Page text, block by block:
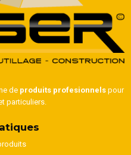
de produits profesionnelspour
particuliers.